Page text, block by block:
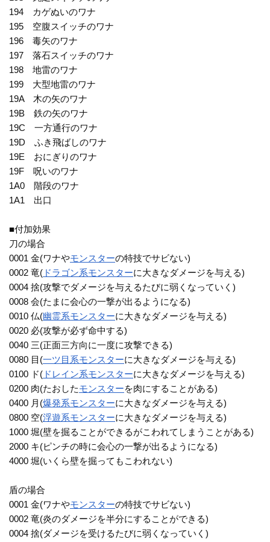
194 カゲぬいのワナ
195 空腹スイッチのワナ
196 毒矢のワナ
197 落石スイッチのワナ
198 地雷のワナ
199 大型地雷のワナ
19A 木の矢のワナ
19B 鉄の矢のワナ
19C 一方通行のワナ
19D ふき飛ばしのワナ
19E おにぎりのワナ
19F 呪いのワナ
1A0 階段のワナ
1A1 出口
■付加効果
刀の場合
0001 金(ワナやモンスターの特技でサビない)
0002 竜( ドラゴン系モンスターに大きなダメージを与える)
0004 捨(攻撃でダメージを与えるたびに弱くなっていく)
0008 会(たまに会心の一撃が出るようになる)
0010 仏(幽霊系モンスターに大きなダメージを与える)
0020 必(攻撃が必ず命中する)
0040 三(正面三方向に一度に攻撃できる)
0080 目(一ツ目系モンスターに大きなダメージを与える)
0100 ド( ドレイン系モンスターに大きなダメージを与える)
0200 肉(たおしたモンスターを肉にすることがある)
0400 月(爆発系モンスターに大きなダメージを与える)
0800 空(浮遊系モンスターに大きなダメージを与える)
1000 堀(壁を掘ることができるがこわれてしまうことがある)
2000 キ(ピンチの時に会心の一撃が出るようになる)
4000 堀(いくら壁を掘ってもこわれない)
盾の場合
0001 金(ワナやモンスターの特技でサビない)
0002 竜(炎のダメージを半分にすることができる)
0004 捨(ダメージを受けるたびに弱くなっていく)